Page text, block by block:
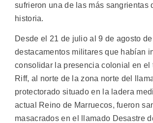
sufrieron una de las más sangrientas
historia.
Desde el 21 de julio al 9 de agosto
destacamentos militares que habían
consolidar la presencia colonial en el
Riff, al norte de la zona norte del
protectorado situado en la ladera
actual Reino de Marruecos, fueron
masacrados en el llamado Desastre